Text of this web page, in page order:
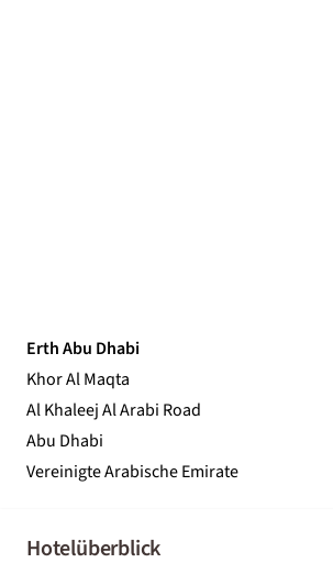
Erth Abu Dhabi
Khor Al Maqta
Al Khaleej Al Arabi Road
Abu Dhabi
Vereinigte Arabische Emirate
Hotelüberblick